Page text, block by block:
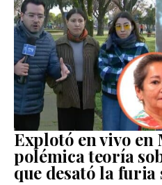
Explotó en vivo en
polémica teoría
que desató la